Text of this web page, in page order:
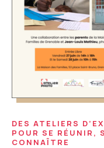
DES ATELIERS
POUR SE RÉUNIR,
CONNAÎTRE